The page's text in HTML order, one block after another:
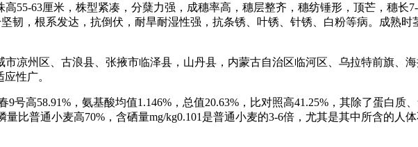
高55-63厘米，株型紧凑，分蘖力强，成穗率高，穗层整齐，穗纺锤形，顶芒，穗长
韧，根系发达，抗倒伏，耐旱耐湿性强，抗条锈、叶锈、针锈、白粉等病。成熟时
市凉州区、古浪县、张掖市临泽县，山丹县，内蒙古自治区临河区、乌拉特前旗、
性广。
9号高58.91% ，氨基酸均值1.146% ，总值20.63% ，比对照高41.25% ，其除了蛋白质
量比普通小麦高70% ，含硒量mg/kg0.101 是普通小麦的3-6倍，尤其是其中所含的人